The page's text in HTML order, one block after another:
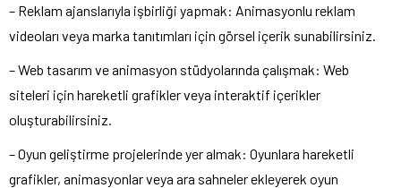
– Reklam ajanslarıyla işbirliği yapmak: Animasyonlu reklam
videoları veya marka tanıtımları için görsel içerik sunabilirsiniz.
– Web tasarım ve animasyon stüdyolarında çalışmak: Web
siteleri için hareketli grafikler veya interaktif içerikler
oluşturabilirsiniz.
– Oyun geliştirme projelerinde yer almak: Oyunlara hareketli
grafikler, animasyonlar veya ara sahneler ekleyerek oyun